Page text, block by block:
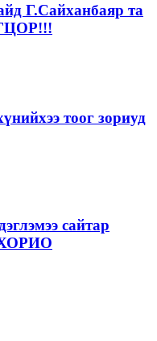
Г.Сайханбаяр та
тоог зориуд
сайтар